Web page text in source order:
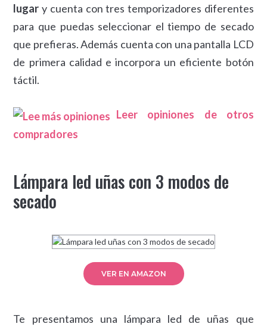
lugar y cuenta con tres temporizadores diferentes
para que puedas seleccionar el tiempo de secado
que prefieras. Además cuenta con una pantalla LCD
de primera calidad e incorpora un eficiente botón
táctil.
Leer opiniones de otros
compradores
Lámpara led uñas con 3 modos de
secado
VER EN AMAZON
Te presentamos una lámpara led de uñas que